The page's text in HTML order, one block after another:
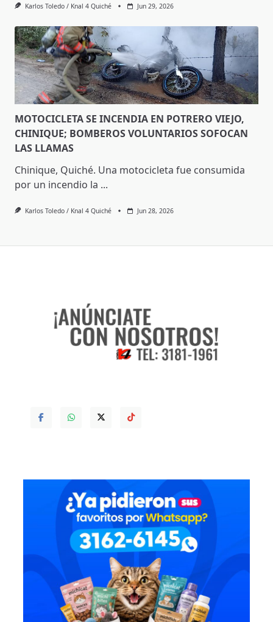
Karlos Toledo / Knal 4 Quiché Jun 29, 2026
MOTOCICLETA SE INCENDIA EN POTRERO VIEJO,
CHINIQUE; BOMBEROS VOLUNTARIOS SOFOCAN
LAS LLAMAS
Chinique, Quiché. Una motocicleta fue consumida
por un incendio la ...
Karlos Toledo / Knal 4 Quiché Jun 28, 2026